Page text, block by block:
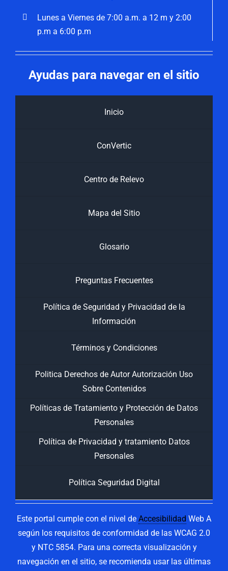
Lunes a Viernes de 7:00 a.m. a 12 m y 2:00
p.m a 6:00 p.m
Ayudas para navegar en el sitio
Inicio
ConVertic
Centro de Relevo
Mapa del Sitio
Glosario
Preguntas Frecuentes
Política de Seguridad y Privacidad de la
Información
Términos y Condiciones
Politica Derechos de Autor Autorización Uso
Sobre Contenidos
Políticas de Tratamiento y Protección de Datos
Personales
Política de Privacidad y tratamiento Datos
Personales
Política Seguridad Digital
Este portal cumple con el nivel de Accesibilidad Web A
según los requisitos de conformidad de las WCAG 2.0
y NTC 5854. Para una correcta visualización y
navegación en el sitio, se recomienda usar las últimas